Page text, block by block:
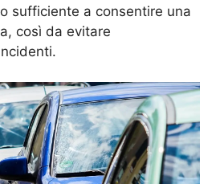
sufficiente a consentire una
così da evitare